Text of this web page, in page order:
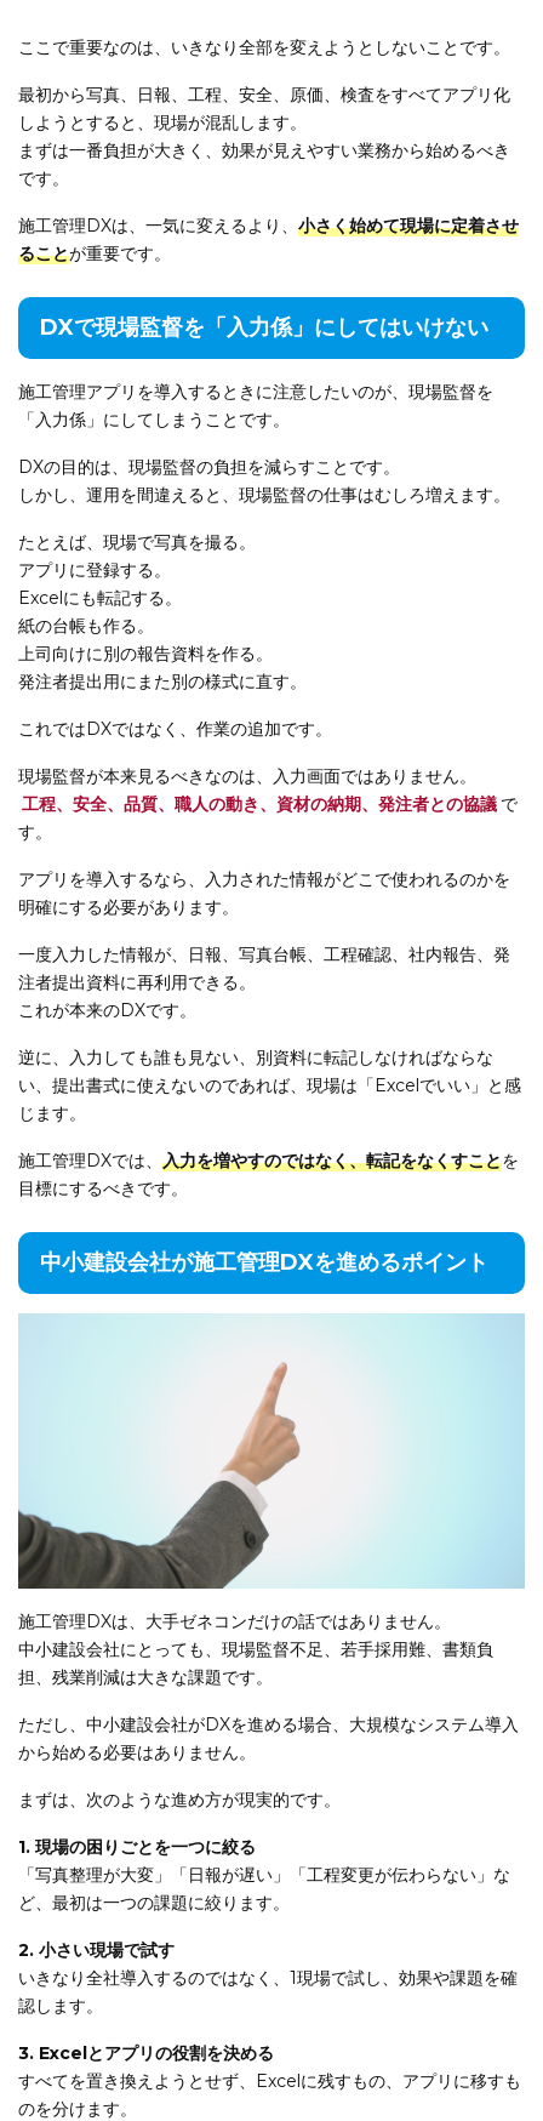
ここで重要なのは、いきなり全部を変えようとしないことです。
最初から写真、日報、工程、安全、原価、検査をすべてアプリ化
しようとすると、現場が混乱します。
まずは一番負担が大きく、効果が見えやすい業務から始めるべき
です。
施工管理DXは、一気に変えるより、 小さく始めて現場に定着させ
ることが重要です。
DXで現場監督を「入力係」にしてはいけない
施工管理アプリを導入するときに注意したいのが、現場監督を
「入力係」にしてしまうことです。
DXの目的は、現場監督の負担を減らすことです。
しかし、運用を間違えると、現場監督の仕事はむしろ増えます。
たとえば、現場で写真を撮る。
アプリに登録する。
Excelにも転記する。
紙の台帳も作る。
上司向けに別の報告資料を作る。
発注者提出用にまた別の様式に直す。
これではDXではなく、作業の追加です。
現場監督が本来見るべきなのは、入力画面ではありません。
工程、安全、品質、職人の動き、資材の納期、発注者との協議 で
す。
アプリを導入するなら、入力された情報がどこで使われるのかを
明確にする必要があります。
一度入力した情報が、日報、写真台帳、工程確認、社内報告、発
注者提出資料に再利用できる。
これが本来のDXです。
逆に、入力しても誰も見ない、別資料に転記しなければならな
い、提出書式に使えないのであれば、現場は「Excelでいい」と感
じます。
施工管理DXでは、 入力を増やすのではなく、転記をなくすことを
目標にするべきです。
中小建設会社が施工管理DXを進めるポイント
施工管理DXは、大手ゼネコンだけの話ではありません。
中小建設会社にとっても、現場監督不足、若手採用難、書類負
担、残業削減は大きな課題です。
ただし、中小建設会社がDXを進める場合、大規模なシステム導入
から始める必要はありません。
まずは、次のような進め方が現実的です。
1. 現場の困りごとを一つに絞る
「写真整理が大変」「日報が遅い」「工程変更が伝わらない」な
ど、最初は一つの課題に絞ります。
2. 小さい現場で試す
いきなり全社導入するのではなく、1現場で試し、効果や課題を確
認します。
3. Excelとアプリの役割を決める
すべてを置き換えようとせず、Excelに残すもの、アプリに移すも
のを分けます。